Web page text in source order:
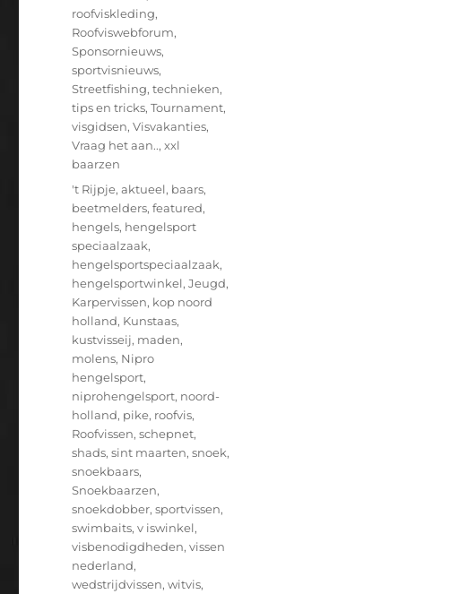
roofviskleding,
Roofviswebforum,
Sponsornieuws,
sportvisnieuws,
Streetfishing,technieken,
tips en tricks,Tournament,
visgidsen,Visvakanties,
Vraag het aan..,xxl
baarzen
Tags
't Rijpje,aktueel, baars,
beetmelders,featured,
hengels, hengelsport
speciaalzaak,
hengelsportspeciaalzaak,
hengelsportwinkel,Jeugd,
Karpervissen, kop noord
holland, Kunstaas,
kustvisseij, maden,
molens, Nipro
hengelsport,
niprohengelsport, noord-
holland, pike, roofvis,
Roofvissen,schepnet,
shads,sint maarten,snoek,
snoekbaars,
Snoekbaarzen,
snoekdobber,sportvissen,
swimbaits,v iswinkel,
visbenodigdheden,vissen
nederland,
wedstrijdvissen,witvis,